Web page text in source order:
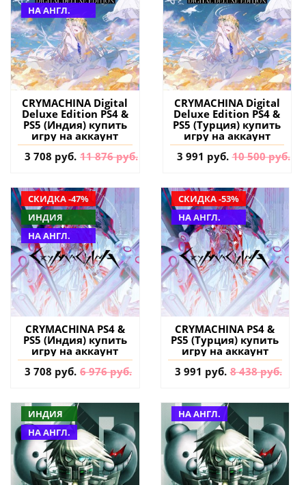
НА АНГЛ.
CRYMACHINA Digital
Deluxe Edition PS4 &
PS5 (Индия) купить
игру на аккаунт
3 708 руб. 11 876 руб.
CRYMACHINA Digital
Deluxe Edition PS4 &
PS5 (Турция) купить
игру на аккаунт
3 991 руб. 10 500 руб.
СКИДКА -47%
ИНДИЯ
НА АНГЛ.
CRYMACHINA PS4 &
PS5 (Индия) купить
игру на аккаунт
3 708 руб. 6 976 руб.
СКИДКА -53%
НА АНГЛ.
CRYMACHINA PS4 &
PS5 (Турция) купить
игру на аккаунт
3 991 руб. 8 438 руб.
ИНДИЯ
НА АНГЛ.
НА АНГЛ.